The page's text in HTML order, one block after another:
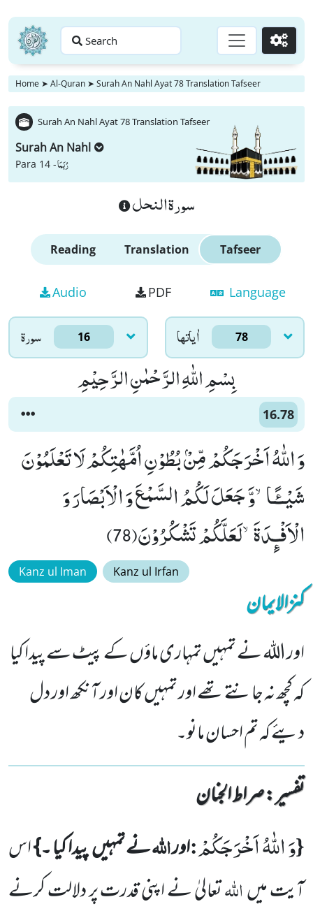
Search Go
Home ➤ Al-Quran ➤ Surah An Nahl Ayat 78 Translation Tafseer
Surah An Nahl Ayat 78 Translation Tafseer
Surah An Nahl
Para 14 -رُبَمَا
سورة النحل
Reading Translation Tafseer
Audio PDF Language
سورۃ 16 اٰياتها 78
بِسْمِ اللّٰهِ الرَّحْمٰنِ الرَّحِیْمِ
16.78
وَ اللّٰهُ اَخْرَجَكُمْ مِّنْۢ بُطُوْنِ اُمَّهٰتِكُمْ لَا تَعْلَمُوْنَ
شَیْــٴًـاۙ-وَّ جَعَلَ لَكُمُ السَّمْعَ وَ الْاَبْصَارَ وَ
الْاَفْـٕدَةَۙ-لَعَلَّكُمْ تَشْكُرُوْنَ(78)
Kanz ul Iman Kanz ul Irfan
کنزالایمان
اور اللہ نے تمہیں تمہاری ماؤں کے پیٹ سے پیدا کیا
کہ کچھ نہ جانتے تھے اور تمہیں کان اور آنکھ اور دل
دیئے کہ تم احسان مانو۔
تفسیر : ‎صراط الجنان
{وَ اللّٰهُ اَخْرَجَكُمْ:اوراللّٰہنے تمہیںپیدا کیا ۔}اس
آیت میںاللّٰہتعالیٰ نے اپنی قدرت پر دلالت کرنے